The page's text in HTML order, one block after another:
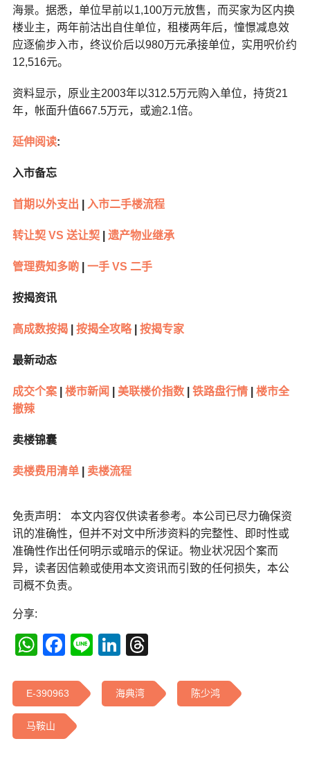
海景。据悉，单位早前以1,100万元放售，而买家为区内换
楼业主，两年前沽出自住单位，租楼两年后，憧憬减息效
应逐偷步入市，终议价后以980万元承接单位，实用呎价约
12,516元。
资料显示，原业主2003年以312.5万元购入单位，持货21
年，帐面升值667.5万元，或逾2.1倍。
延伸阅读:
入市备忘
首期以外支出 入市二手楼流程
转让契 VS 送让契| 遗产物业继承
管理费知多啲| 一手 VS 二手
按揭资讯
高成数按揭| 按揭全攻略| 按揭专家
最新动态
成交个案| 楼市新闻 美联楼价指数| 铁路盘行情|
楼市全
撤辣
卖楼锦囊
卖楼费用清单| 卖楼流程
免责声明： 本文内容仅供读者参考。本公司已尽力确保资
讯的准确性，但并不对文中所涉资料的完整性、即时性或
准确性作出任何明示或暗示的保证。物业状况因个案而
异，读者因信赖或使用本文资讯而引致的任何损失，本公
司概不负责。
分享:
WhatsApp
Facebook
LineLinkedIn
E-390963 海典湾 陈少鸿
马鞍山